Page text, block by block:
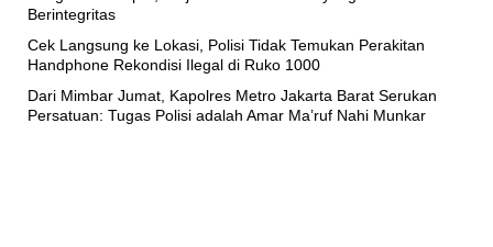
Berintegritas
Cek Langsung ke Lokasi, Polisi Tidak Temukan Perakitan
Handphone Rekondisi Ilegal di Ruko 1000
Dari Mimbar Jumat, Kapolres Metro Jakarta Barat Serukan
Persatuan: Tugas Polisi adalah Amar Ma’ruf Nahi Munkar